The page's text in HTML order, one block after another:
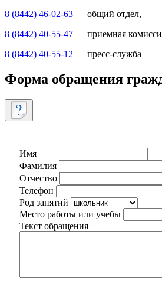
8 (8442) 46-02-63 — общий отдел,
8 (8442) 40-55-47 — приемная
8 (8442) 40-55-12 — пресс-служба
Форма обращения
Имя
Фамилия
Отчество
Телефон
Род занятий
Место работы или учебы
Текст обращения